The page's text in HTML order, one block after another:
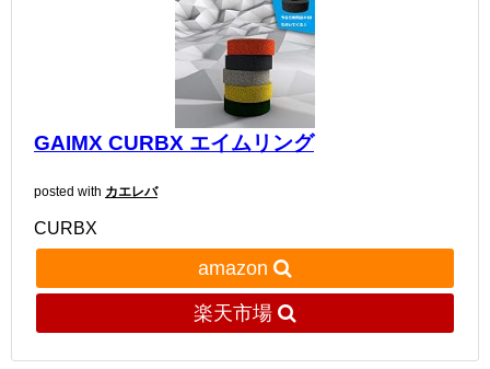
GAIMX CURBX エイムリング
posted with カエレバ
CURBX
amazon
楽天市場